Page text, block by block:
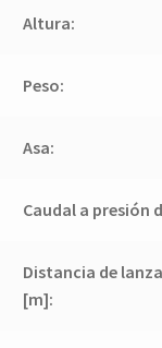
Altura:
Peso:
Asa:
Caudal a presión
Distancia de
[m]: